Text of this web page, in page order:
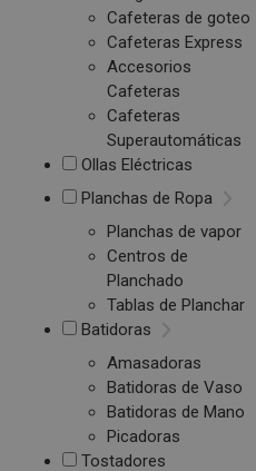
Cafeteras de goteo
Cafeteras Express
Accesorios
Cafeteras
Cafeteras
Superautomáticas
Ollas Eléctricas
Planchas de Ropa
Planchas de vapor
Centros de
Planchado
Tablas de Planchar
Batidoras
Amasadoras
Batidoras de Vaso
Batidoras de Mano
Picadoras
Tostadores